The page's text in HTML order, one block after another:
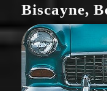
Biscayne,